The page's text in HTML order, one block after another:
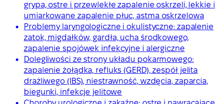
grypa, ostre i przewlekłe zapalenie oskrzeli, lekkie i
umiarkowane zapalenie płuc, astma oskrzelowa
Problemy laryngologiczne i okulistyczne: zapalenie
zatok, migdałków, gardła, ucha środkowego,
zapalenie spojówek infekcyjne i alergiczne
Dolegliwości ze strony układu pokarmowego:
zapalenie żołądka, refluks (GERD), zespół jelita
drażliwego (IBS), niestrawność, wzdęcia, zaparcia,
biegunki, infekcje jelitowe